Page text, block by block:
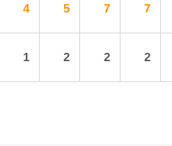
4
1
5
2
7
2
7
2